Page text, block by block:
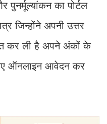
पुनर्मूल्यांकन का पोर्टल
जिन्होंने अपनी उत्तर
कर ली है अपने अंकों के
ऑनलाइन आवेदन कर